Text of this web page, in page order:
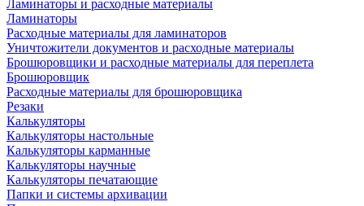
Ламинаторы и расходные материалы
Ламинаторы
Расходные материалы для ламинаторов
Уничтожители документов и расходные материалы
Брошюровщики и расходные материалы для переплета
Брошюровщик
Расходные материалы для брошюровщика
Резаки
Калькуляторы
Калькуляторы настольные
Калькуляторы карманные
Калькуляторы научные
Калькуляторы печатающие
Папки и системы архивации